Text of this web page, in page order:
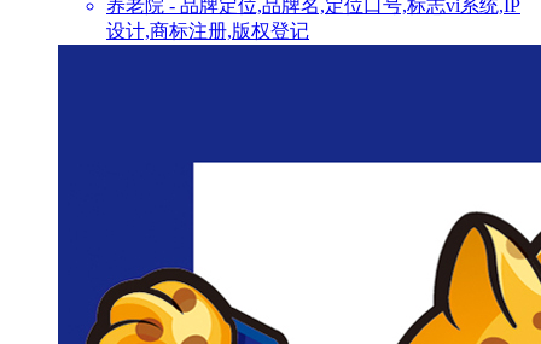
养老院 - 品牌定位,品牌名,定位口号,标志vi系统,IP
设计,商标注册,版权登记